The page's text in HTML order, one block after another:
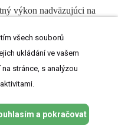
výkon nadväzujúci na
uzáverov stentov.
v Masarykovej
príprava pacienta
všech souborů
ukládání ve vašem
stránce, s analýzou
a pokračovat